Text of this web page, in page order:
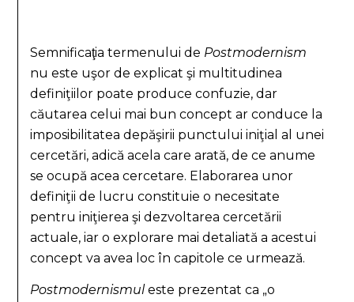
Semnificaţia termenului de Postmodernism
nu este uşor de explicat şi multitudinea
definiţiilor poate produce confuzie, dar
căutarea celui mai bun concept ar conduce la
imposibilitatea depăşirii punctului iniţial al unei
cercetări, adică acela care arată, de ce anume
se ocupă acea cercetare. Elaborarea unor
definiţii de lucru constituie o necesitate
pentru iniţierea şi dezvoltarea cercetării
actuale, iar o explorare mai detaliată a acestui
concept va avea loc în capitole ce urmează.
Postmodernismuleste prezentat ca „o